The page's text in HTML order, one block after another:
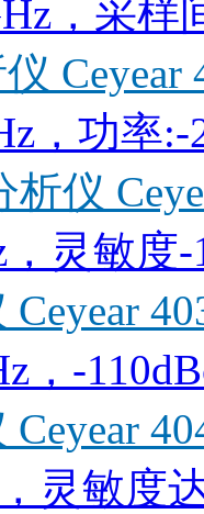
，采样
Ceyear
，功率:-
仪
灵敏度
，-
灵敏度